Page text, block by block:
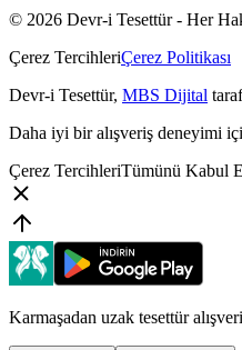
© 2026 Devr-i Tesettür - Her
Çerez TercihleriÇerez Politikası
Devr-i Tesettür, MBS Dijital
Daha iyi bir alışveriş deneyimi
Çerez TercihleriTümünü Kabul
Karmaşadan uzak tesettür